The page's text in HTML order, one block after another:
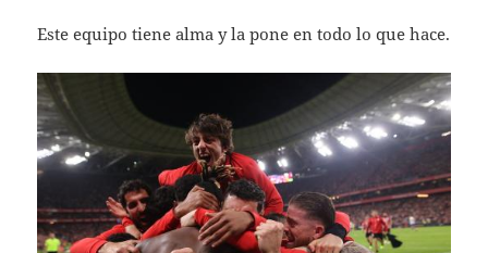
Este equipo tiene alma y la pone en todo lo que hace.